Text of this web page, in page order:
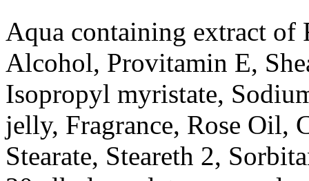
Aqua containing extract of
Alcohol, Provitamin E,
Isopropyl myristate,
jelly, Fragrance, Rose Oil,
Stearate, Steareth 2,